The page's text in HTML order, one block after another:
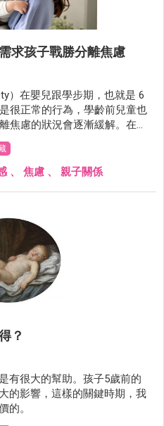
求孩子戰勝分離焦慮
）在嬰兒跟學步期，也就是 6
很正常的行為，學齡前兒童也
焦慮的狀況會逐漸緩解。在部
響到日常、校園生活或出現恐
分離焦慮症（separation
見於青少年或成人。
、 焦慮 、 親子關係
？
有很大的幫助。孩子5歲前的
的影響，這樣的關鍵時期，我
的。